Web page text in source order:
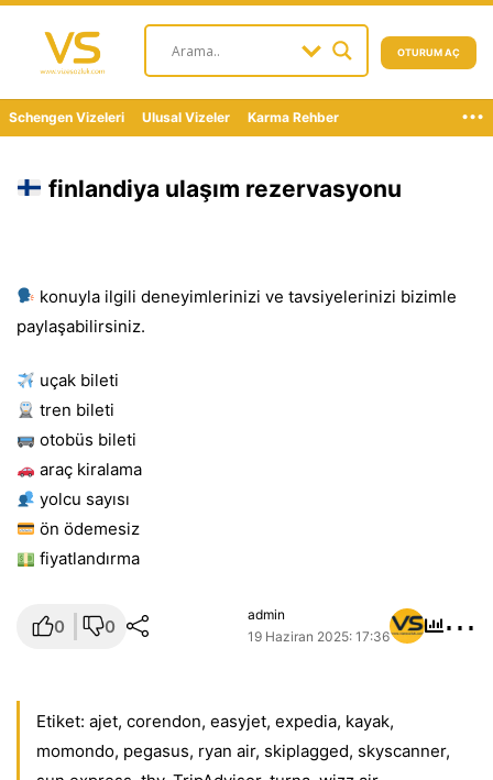
OTURUM AÇ
Schengen Vizeleri Ulusal Vizeler Karma Rehber ...
finlandiya ulaşım rezervasyonu
konuyla ilgili deneyimlerinizi ve tavsiyelerinizi bizimle
paylaşabilirsiniz.
uçak bileti
tren bileti
otobüs bileti
araç kiralama
yolcu sayısı
ön ödemesiz
fiyatlandırma
0 0
admin
19 Haziran 2025: 17:36
⋯
Etiket: ajet, corendon, easyjet, expedia, kayak,
momondo, pegasus, ryan air, skiplagged, skyscanner,